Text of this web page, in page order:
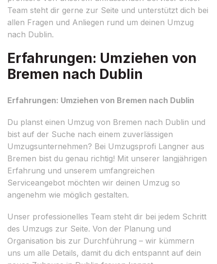
Team steht dir gerne zur Seite und unterstützt dich bei
allen Fragen und Anliegen rund um deinen Umzug
nach Dublin.
Erfahrungen: Umziehen von
Bremen nach Dublin
Erfahrungen: Umziehen von Bremen nach Dublin
Du planst einen Umzug von Bremen nach Dublin und
bist auf der Suche nach einem zuverlässigen
Umzugsunternehmen? Bei Umzugsprofi Langner aus
Bremen bist du genau richtig! Mit unserer langjährigen
Erfahrung und unserem umfangreichen
Serviceangebot möchten wir deinen Umzug so
angenehm wie möglich gestalten.
Unser professionelles Team steht dir bei jedem Schritt
des Umzugs zur Seite. Von der Planung und
Organisation bis zur Durchführung – wir kümmern
uns um alle Details, damit du dich entspannt auf dein